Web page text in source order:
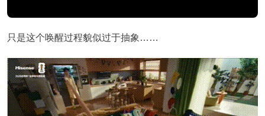
只是这个唤醒过程貌似过于抽象……